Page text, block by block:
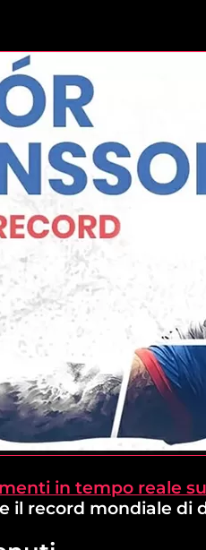
in tempo reale
il record mondiale di